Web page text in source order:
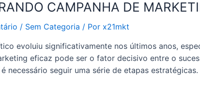
CAMPANHA DE
/ Sem Categoria / Por x21mkt
evoluiu significativamente nos últimos anos,
eficaz pode ser o fator decisivo entre o
necessário seguir uma série de etapas